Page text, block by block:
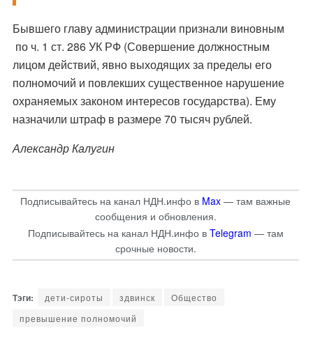
Бывшего главу администрации признали виновным
по ч. 1 ст. 286 УК РФ (Совершение должностным
лицом действий, явно выходящих за пределы его
полномочий и повлекших существенное нарушение
охраняемых законом интересов государства). Ему
назначили штраф в размере 70 тысяч рублей.
Александр Калугин
Подписывайтесь на канал НДН.инфо в Max — там важные
сообщения и обновления.
Подписывайтесь на канал НДН.инфо в Telegram — там
срочные новости.
дети-сироты здвинск
Общество
превышение полномочий